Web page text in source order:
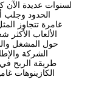
لسنوات عديدة الآن
الحدود وجلب
غامرة تتجاوز
الألعاب
حول المشغل
طريقة الربح
الكازينوهات